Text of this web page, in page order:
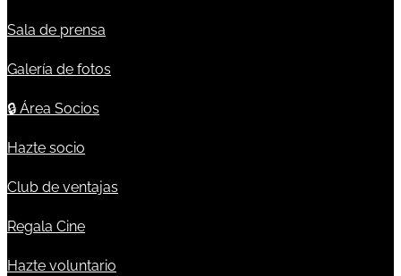
Sala de prensa
Galería de fotos
🔒 Área Socios
Hazte socio
Club de ventajas
Regala Cine
Hazte voluntario